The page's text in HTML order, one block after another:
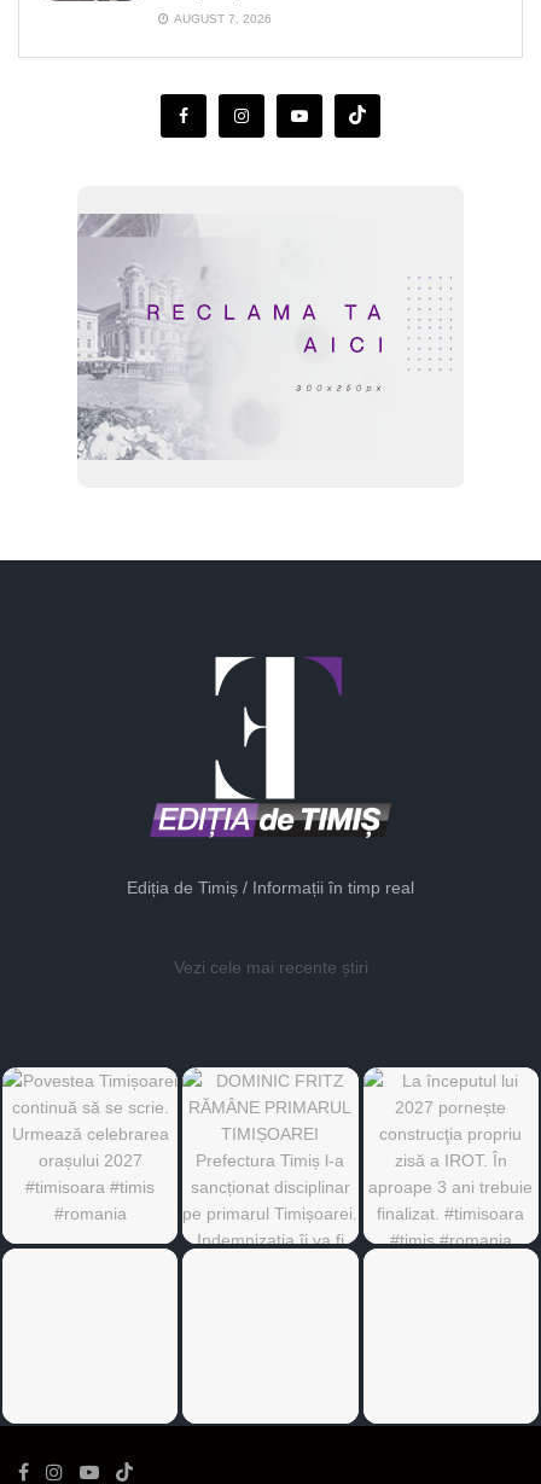
AUGUST 7, 2026
Ediția de Timiș / Informații în timp real
Vezi cele mai recente știri